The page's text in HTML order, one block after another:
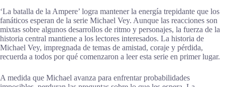
‘La batalla de la Ampere’ logra mantener la energía trepidante que los
fanáticos esperan de la serie Michael Vey. Aunque las reacciones son
mixtas sobre algunos desarrollos de ritmo y personajes, la fuerza de la
historia central mantiene a los lectores interesados. La historia de
Michael Vey, impregnada de temas de amistad, coraje y pérdida,
recuerda a todos por qué comenzaron a leer esta serie en primer lugar.
A medida que Michael avanza para enfrentar probabilidades